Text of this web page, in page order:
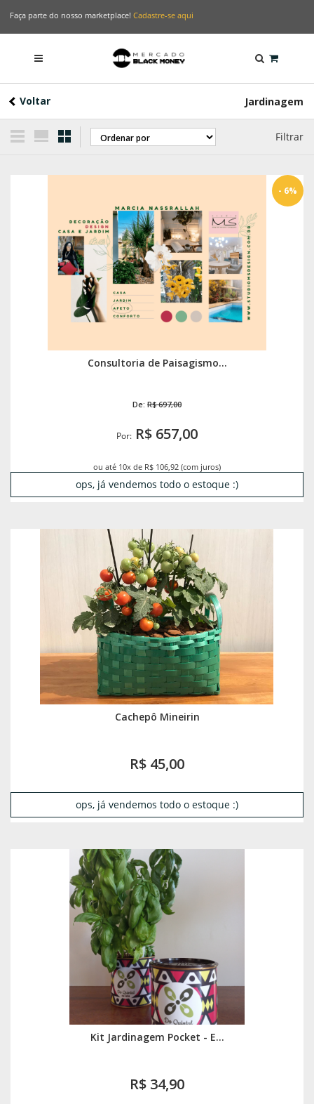
Faça parte do nosso marketplace! Cadastre-se aqui
Voltar Jardinagem
Filtrar
Consultoria de Paisagismo...
De: R$ 697,00
Por: R$ 657,00
- 6%
ou até 10x de R$ 106,92 (com juros)
ops, já vendemos todo o estoque :)
Cachepô Mineirin
R$ 45,00
ops, já vendemos todo o estoque :)
Kit Jardinagem Pocket - E...
R$ 34,90